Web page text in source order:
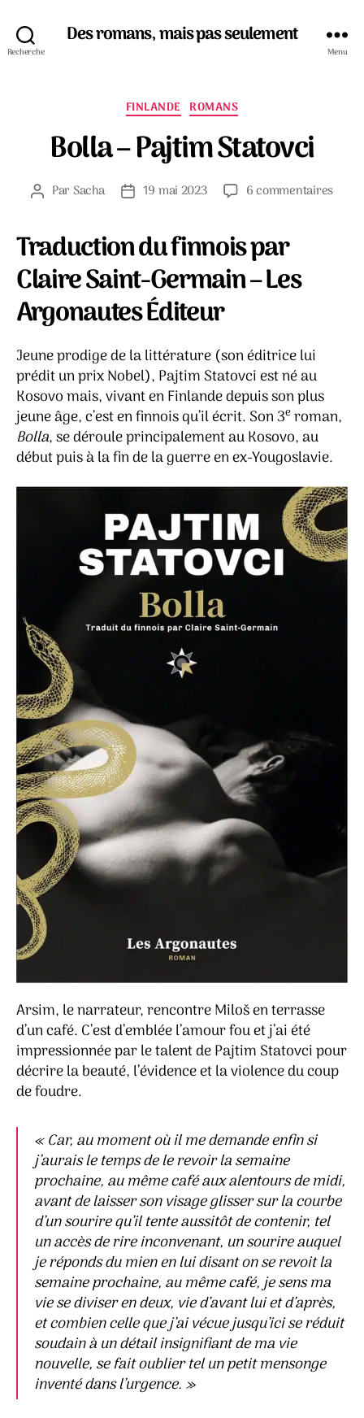
Recherche
Des romans, mais pas seulement
Menu
Catégories
FINLANDE ROMANS
Bolla – Pajtim Statovci
Auteur
ParSacha
Date19 mai 2023 6 commentairessur
Traduction du finnois par
Claire Saint-Germain – Les
Argonautes Éditeur
Jeune prodige de la littérature (son éditrice lui
prédit un prix Nobel), Pajtim Statovci est né au
Kosovo mais, vivant en Finlande depuis son plus
jeune âge, c’est en finnois qu’il écrit. Son 3eroman,
Bolla, se déroule principalement au Kosovo, au
début puis à la fin de la guerre en ex-Yougoslavie.
Arsim, le narrateur, rencontre Miloš en terrasse
d’un café. C’est d’emblée l’amour fou et j’ai été
impressionnée par le talent de Pajtim Statovci pour
décrire la beauté, l’évidence et la violence du coup
de foudre.
« Car, au moment où il me demande enfin si
j’aurais le temps de le revoir la semaine
prochaine, au même café aux alentours de midi,
avant de laisser son visage glisser sur la courbe
d’un sourire qu’il tente aussitôt de contenir, tel
un accès de rire inconvenant, un sourire auquel
je réponds du mien en lui disant on se revoit la
semaine prochaine, au même café, je sens ma
vie se diviser en deux, vie d’avant lui et d’après,
et combien celle que j’ai vécue jusqu’ici se réduit
soudain à un détail insignifiant de ma vie
nouvelle, se fait oublier tel un petit mensonge
inventé dans l’urgence. »